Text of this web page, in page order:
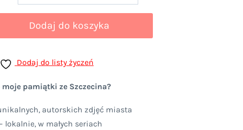
Dodaj do koszyka
Dodaj do listy życzeń
pamiątki ze Szczecina?
autorskich zdjęć miasta
lokalnie, w małych seriach